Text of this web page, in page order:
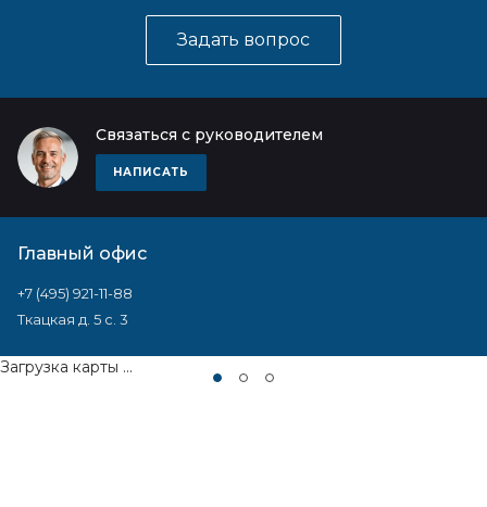
Задать вопрос
Связаться с руководителем
НАПИСАТЬ
Главный офис
+7 (495) 921-11-88
Ткацкая д. 5 с. 3
Загрузка карты ...